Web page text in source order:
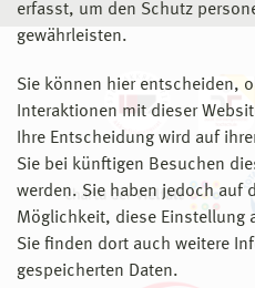
erfasst, um den Schutz
gewährleisten.
Sie können hier entscheiden,
Interaktionen mit dieser
Ihre Entscheidung wird auf
Sie bei künftigen Besuchen
werden. Sie haben jedoch auf
Möglichkeit, diese Einstellung
Sie finden dort auch weitere
gespeicherten Daten.